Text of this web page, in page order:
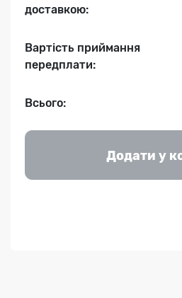
доставкою:
Вартість приймання
передплати:
Всього:
Додати у